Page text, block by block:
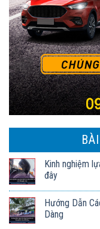
Kinh nghiệm
đây
Hướng Dẫn
Dàng